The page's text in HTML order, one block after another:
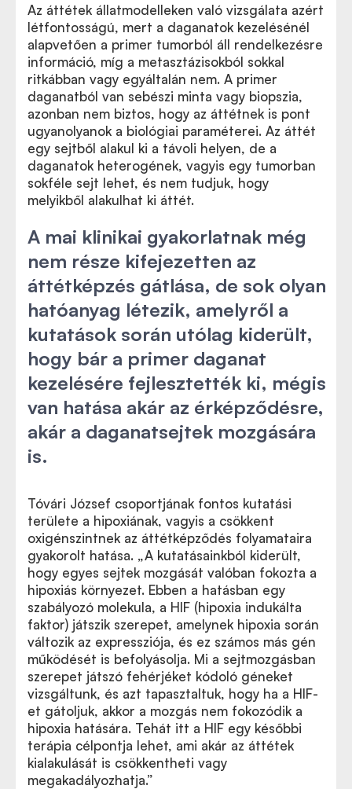
Az áttétek állatmodelleken való vizsgálata azért
létfontosságú, mert a daganatok kezelésénél
alapvetően a primer tumorból áll rendelkezésre
információ, míg a metasztázisokból sokkal
ritkábban vagy egyáltalán nem. A primer
daganatból van sebészi minta vagy biopszia,
azonban nem biztos, hogy az áttétnek is pont
ugyanolyanok a biológiai paraméterei. Az áttét
egy sejtből alakul ki a távoli helyen, de a
daganatok heterogének, vagyis egy tumorban
sokféle sejt lehet, és nem tudjuk, hogy
melyikből alakulhat ki áttét.
A mai klinikai gyakorlatnak még
nem része kifejezetten az
áttétképzés gátlása, de sok olyan
hatóanyag létezik, amelyről a
kutatások során utólag kiderült,
hogy bár a primer daganat
kezelésére fejlesztették ki, mégis
van hatása akár az érképződésre,
akár a daganatsejtek mozgására
is.
Tóvári József csoportjának fontos kutatási
területe a hipoxiának, vagyis a csökkent
oxigénszintnek az áttétképződés folyamataira
gyakorolt hatása. „A kutatásainkból kiderült,
hogy egyes sejtek mozgását valóban fokozta a
hipoxiás környezet. Ebben a hatásban egy
szabályozó molekula, a HIF (hipoxia indukálta
faktor) játszik szerepet, amelynek hipoxia során
változik az expressziója, és ez számos más gén
működését is befolyásolja. Mi a sejtmozgásban
szerepet játszó fehérjéket kódoló géneket
vizsgáltunk, és azt tapasztaltuk, hogy ha a HIF-
et gátoljuk, akkor a mozgás nem fokozódik a
hipoxia hatására. Tehát itt a HIF egy későbbi
terápia célpontja lehet, ami akár az áttétek
kialakulását is csökkentheti vagy
megakadályozhatja.”